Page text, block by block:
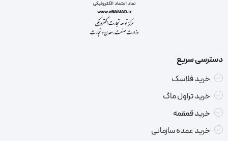
دسترسی سریع
خرید فلاسک
خرید تراول ماگ
خرید قمقمه
خرید عمده سازمانی